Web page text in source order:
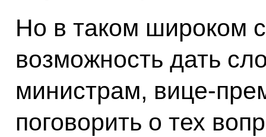
Но в таком широком
возможность дать
министрам, вице-
поговорить о тех